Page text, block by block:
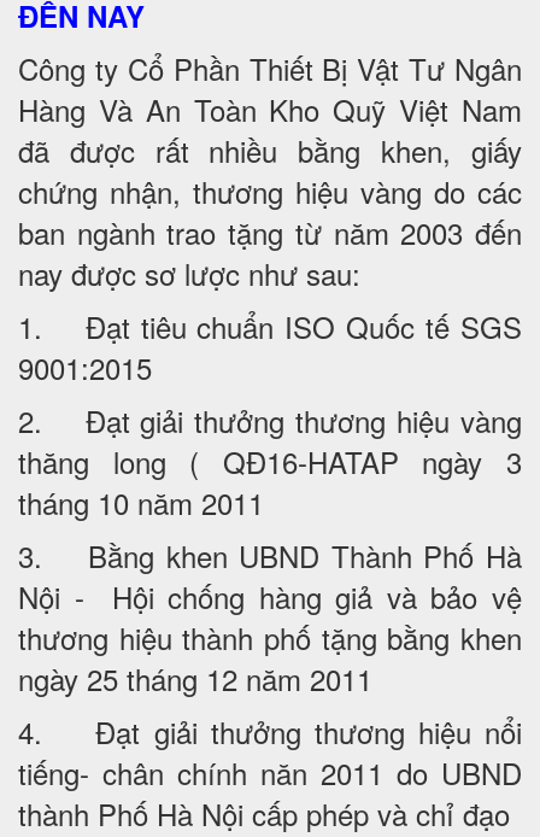
ĐẾN NAY
Công ty Cổ Phần Thiết Bị Vật Tư Ngân
Hàng Và An Toàn Kho Quỹ Việt Nam
đã được rất nhiều bằng khen, giấy
chứng nhận, thương hiệu vàng do các
ban ngành trao tặng từ năm 2003 đến
nay được sơ lược như sau:
1. Đạt tiêu chuẩn ISO Quốc tế SGS
9001:2015
2. Đạt giải thưởng thương hiệu vàng
thăng long ( QĐ16-HATAP ngày 3
tháng 10 năm 2011
3. Bằng khen UBND Thành Phố Hà
Nội - Hội chống hàng giả và bảo vệ
thương hiệu thành phố tặng bằng khen
ngày 25 tháng 12 năm 2011
4. Đạt giải thưởng thương hiệu nổi
tiếng- chân chính năn 2011 do UBND
thành Phố Hà Nội cấp phép và chỉ đạo